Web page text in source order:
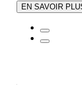
EN SAVOIR